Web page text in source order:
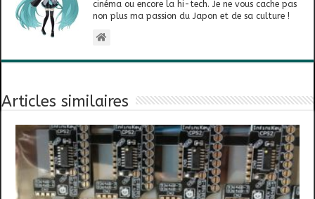
cinéma ou encore la hi-tech. Je ne vous cache pas
non plus ma passion du Japon et de sa culture !
Articles similaires